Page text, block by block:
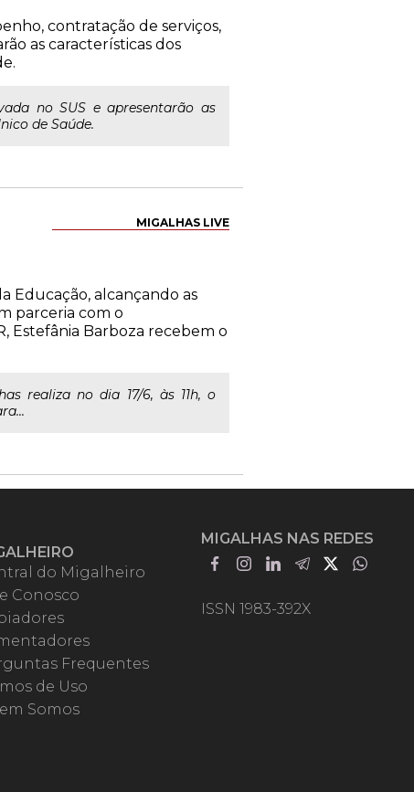
contratação de serviços,
as características dos
no SUS e apresentarão as
de Saúde.
MIGALHAS LIVE
Educação, alcançando as
parceria com o
Estefânia Barboza recebem o
realiza no dia 17/6, às 11h, o
do Migalheiro
Conosco
Frequentes
de Uso
Somos
MIGALHAS NAS REDES
ISSN 1983-392X